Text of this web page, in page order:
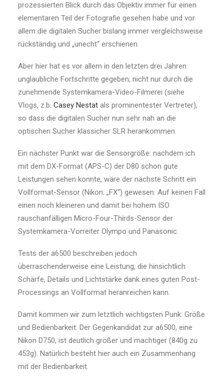
prozessierten Blick durch das Objektiv immer für einen
elementaren Teil der Fotografie gesehen habe und vor
allem die digitalen Sucher bislang immer vergleichsweise
rückständig und „unecht“ erschienen.
Aber hier hat es vor allem in den letzten drei Jahren
unglaubliche Fortschritte gegeben, nicht nur durch die
zunehmende Systemkamera-Video-Filmerei (siehe
Vlogs, z.b. Casey Nestat als prominentester Vertreter),
so dass die digitalen Sucher nun sehr nah an die
optischen Sucher klassicher SLR herankommen.
Ein nächster Punkt war die Sensorgröße: nachdem ich
mit dem DX-Format (APS-C) der D80 schon gute
Leistungen sehen konnte, wäre der nächste Schritt ein
Vollformat-Sensor (Nikon: „FX“) gewesen. Auf keinen Fall
einen noch kleineren und damit bei hohem ISO
rauschanfälligen Micro-Four-Thirds-Sensor der
Systemkamera-Vorreiter Olympo und Panasonic.
Tests der a6500 beschreiben jedoch
überraschenderweise eine Leistung, die hinsichtlich
Schärfe, Details und Lichtstärke dank eines guten Post-
Processings an Vollformat heranreichen kann.
Damit kommen wir zum letztlich wichtigsten Punk: Größe
und Bedienbarkeit. Der Gegenkandidat zur a6500, eine
Nikon D750, ist deutlich größer und machtiger (840g zu
453g). Natürlich besteht hier auch ein Zusammenhang
mit der Bedienbarkeit.